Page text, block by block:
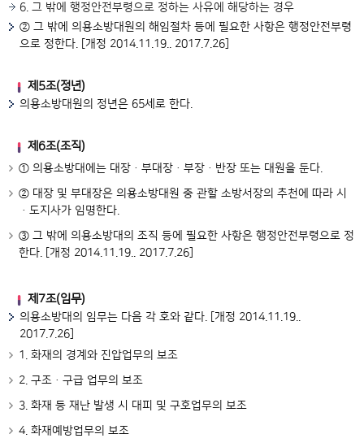
6. 그 밖에 행정안전부령으로 정하는 사유에 해당하는 경우
② 그 밖에 의용소방대원의 해임절차 등에 필요한 사항은 행정안전부령
으로 정한다. [개정 2014.11.19.. 2017.7.26]
제5조(정년)
의용소방대원의 정년은 65세로 한다.
제6조(조직)
① 의용소방대에는 대장ㆍ부대장ㆍ부장ㆍ반장 또는 대원을 둔다.
② 대장 및 부대장은 의용소방대원 중 관할 소방서장의 추천에 따라 시
ㆍ도지사가 임명한다.
③ 그 밖에 의용소방대의 조직 등에 필요한 사항은 행정안전부령으로 정
한다. [개정 2014.11.19.. 2017.7.26]
제7조(임무)
의용소방대의 임무는 다음 각 호와 같다. [개정 2014.11.19..
2017.7.26]
1. 화재의 경계와 진압업무의 보조
2. 구조ㆍ구급 업무의 보조
3. 화재 등 재난 발생 시 대피 및 구호업무의 보조
4. 화재예방업무의 보조